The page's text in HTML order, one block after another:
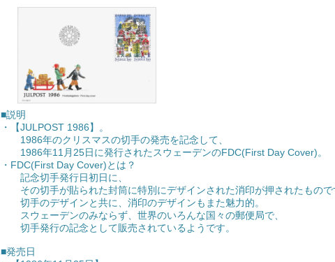
■説明
・【JULPOST 1986】。
1986年のクリスマスの切手の発売を記念して、
1986年11月25日に発行されたスウェーデンのFDC(First Day Cover)。
・FDC(First Day Cover)とは？
記念切手発行日初日に、
その切手が貼られた封筒に特別にデザインされた消印が押されたもので
切手のデザインと共に、消印のデザインもまた魅力的。
スウェーデンのみならず、世界のいろんな国々の郵便局で、
切手発行の記念として販売されているようです。
■発売日